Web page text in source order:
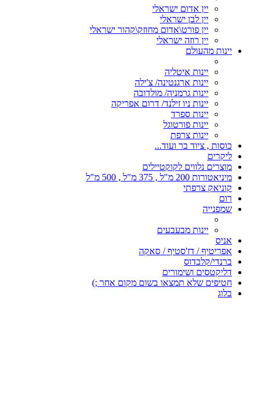
יין אדום ישראלי
יין לבן ישראלי
יין פורט\אדום מחוזק\קהור ישראלי
יין רוזה ישראלי
יינות מהעולם
יינות איטליה
יינות ארגנטינה/ צ'ילה
יינות גרמניה/ מולדובה
יינות ניו זילנד/ דרום אפריקה
יינות ספרד
יינות פורטוגל
יינות צרפת
כוסות , ציוד בר ועוד...
ליקרים
מוצרים נלווים לקוקטיילים
מיניאטורות 200 מ"ל , 375 מ"ל , 500 מ"ל
קוניאק צרפתי
רום
שמפנייה
יינות מבעבעים
אניס
אפריטיף / דז'סטיף / סאקה
ברנדי/קלבדוס
דליקטסים ושימורים
חטיפים שלא תמצאו בשום מקום אחר ;)
בלוג